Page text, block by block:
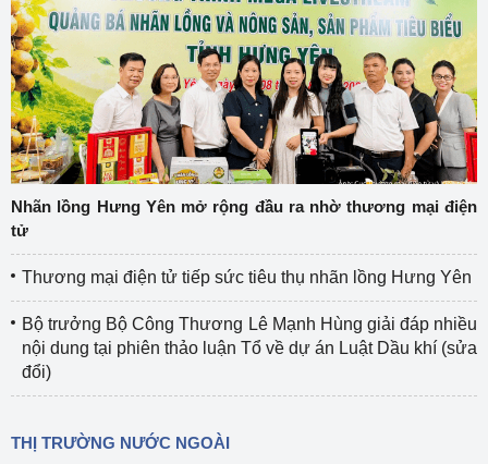
Nhãn lồng Hưng Yên mở rộng đầu ra nhờ thương mại điện
tử
Thương mại điện tử tiếp sức tiêu thụ nhãn lồng Hưng Yên
Bộ trưởng Bộ Công Thương Lê Mạnh Hùng giải đáp nhiều
nội dung tại phiên thảo luận Tổ về dự án Luật Dầu khí (sửa
đổi)
THỊ TRƯỜNG NƯỚC NGOÀI